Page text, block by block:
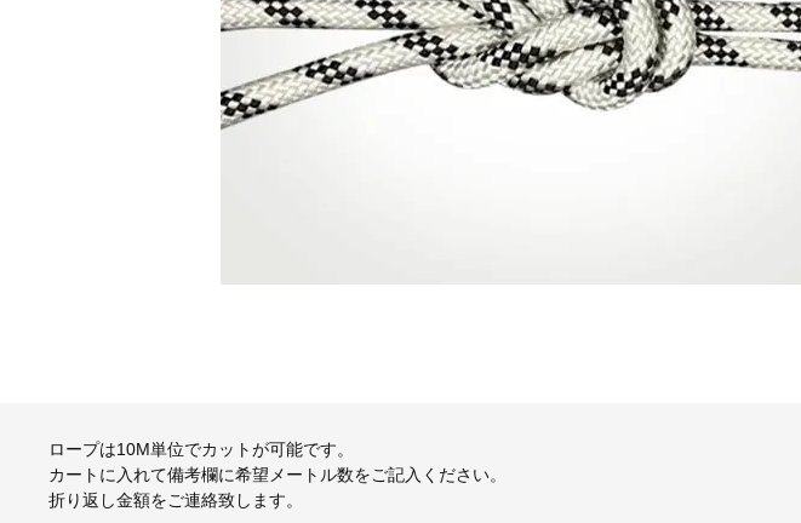
ロープは10M単位でカットが可能です。
カートに入れて備考欄に希望メートル数をご記入ください。
折り返し金額をご連絡致します。